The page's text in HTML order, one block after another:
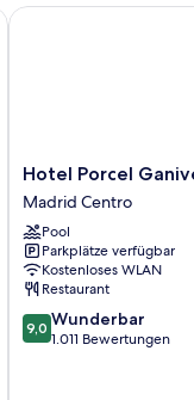
Hotel
Porcel
Ganivet
Madrid
Centro
Hotel Porcel
Madrid Centro
Pool
Parkplätze verfügbar
Kostenloses WLAN
Restaurant
9.0
von
9,0 Wunderbar
1.011 Bewertungen
Hotel Porcel Ganivet